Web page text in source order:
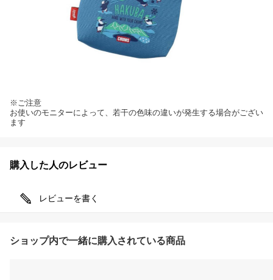
※ご注意
お使いのモニターによって、若干の色味の違いが発生する場合がござい
ます
購入した人のレビュー
レビューを書く
ショップ内で一緒に購入されている商品